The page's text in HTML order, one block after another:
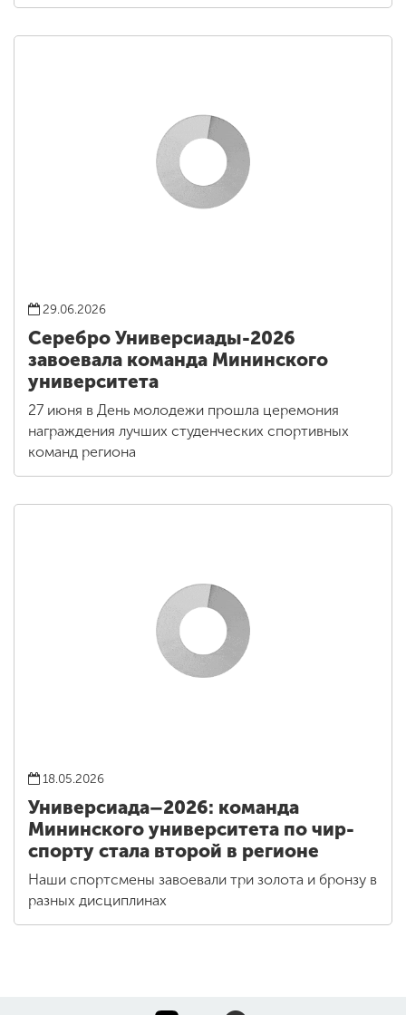
29.06.2026
Серебро Универсиады-2026
завоевала команда Мининского
университета
27 июня в День молодежи прошла церемония
награждения лучших студенческих спортивных
команд региона
18.05.2026
Универсиада–2026: команда
Мининского университета по чир-
спорту стала второй в регионе
Наши спортсмены завоевали три золота и бронзу в
разных дисциплинах